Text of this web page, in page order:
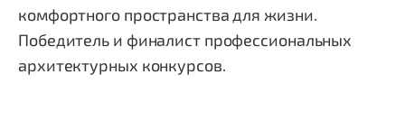
комфортного пространства для жизни.
Победитель и финалист профессиональных
архитектурных конкурсов.